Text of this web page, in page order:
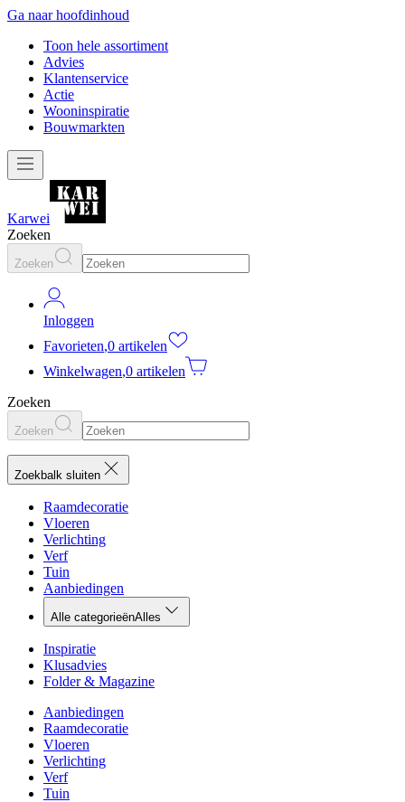
Ga naar hoofdinhoud
Toon hele assortiment
Advies
Klantenservice
Actie
Wooninspiratie
Bouwmarkten
Karwei
Zoeken
Zoeken
Inloggen
Favorieten,0 artikelen
Winkelwagen,0 artikelen
Zoeken
Zoeken
Zoekbalk sluiten
Raamdecoratie
Vloeren
Verlichting
Verf
Tuin
Aanbiedingen
Alle categorieënAlles
Inspiratie
Klusadvies
Folder & Magazine
Aanbiedingen
Raamdecoratie
Vloeren
Verlichting
Verf
Tuin